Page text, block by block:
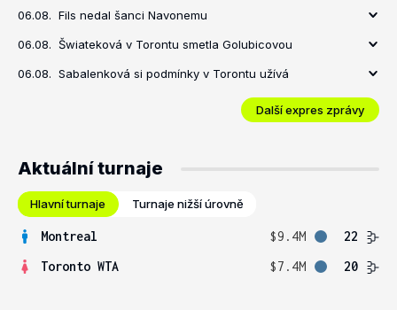
06.08. Fils nedal šanci Navonemu
06.08. Šwiateková v Torontu smetla Golubicovou
06.08. Sabalenková si podmínky v Torontu užívá
Další expres zprávy
Aktuální turnaje
Hlavní turnaje Turnaje nižší úrovně
Montreal $9.4M
22
Toronto WTA
$7.4M 20